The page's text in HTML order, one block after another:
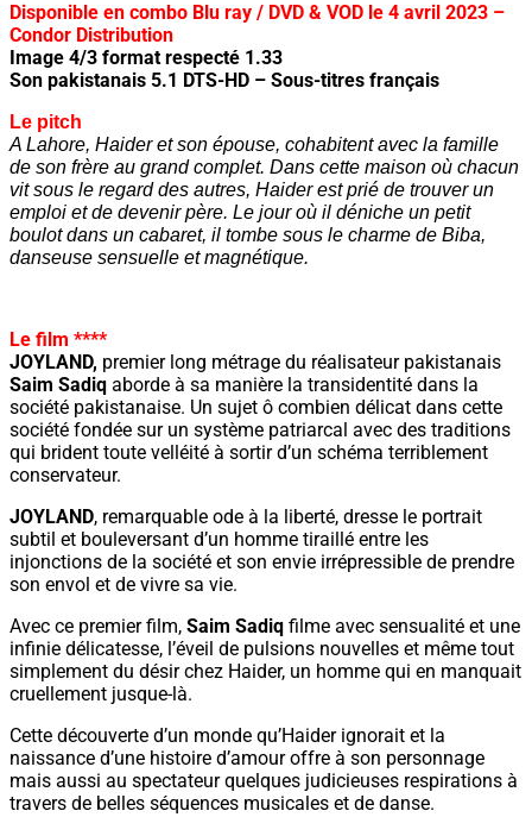
Disponible en combo Blu ray / DVD & VOD le 4 avril 2023 –
Condor Distribution
Image 4/3 format respecté 1.33
Son pakistanais 5.1 DTS-HD – Sous-titres français
Le pitch
A Lahore, Haider et son épouse, cohabitent avec la famille
de son frère au grand complet. Dans cette maison où chacun
vit sous le regard des autres, Haider est prié de trouver un
emploi et de devenir père. Le jour où il déniche un petit
boulot dans un cabaret, il tombe sous le charme de Biba,
danseuse sensuelle et magnétique.
Le film ****
JOYLAND, premier long métrage du réalisateur pakistanais
Saim Sadiq aborde à sa manière la transidentité dans la
société pakistanaise. Un sujet ô combien délicat dans cette
société fondée sur un système patriarcal avec des traditions
qui brident toute velléité à sortir d’un schéma terriblement
conservateur.
JOYLAND, remarquable ode à la liberté, dresse le portrait
subtil et bouleversant d’un homme tiraillé entre les
injonctions de la société et son envie irrépressible de prendre
son envol et de vivre sa vie.
Avec ce premier film, Saim Sadiq filme avec sensualité et une
infinie délicatesse, l’éveil de pulsions nouvelles et même tout
simplement du désir chez Haider, un homme qui en manquait
cruellement jusque-là.
Cette découverte d’un monde qu’Haider ignorait et la
naissance d’une histoire d’amour offre à son personnage
mais aussi au spectateur quelques judicieuses respirations à
travers de belles séquences musicales et de danse.